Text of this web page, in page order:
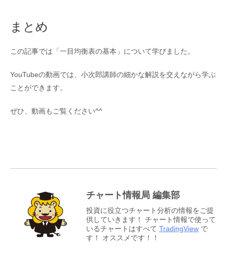
まとめ
この記事では「一目均衡表の基本」について学びました。
YouTubeの動画では、小次郎講師の細かな解説を交えながら学ぶ
ことができます。
ぜひ、動画もご覧ください^^
チャート情報局 編集部
投資に役立つチャート分析の情報をご提
供していきます！ チャート情報で使って
いるチャートはすべて TradingView で
す！ オススメです！！